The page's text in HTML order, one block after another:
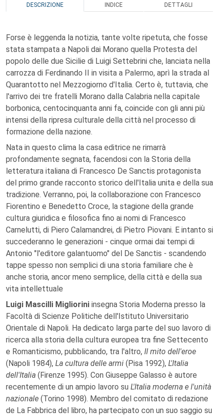
DESCRIZIONE INDICE DETTAGLI
Forse è leggenda la notizia, tante volte ripetuta, che fosse
stata stampata a Napoli dai Morano quella Protesta del
popolo delle due Sicilie di Luigi Settebrini che, lanciata nella
carrozza di Ferdinando II in visita a Palermo, aprì la strada al
Quarantotto nel Mezzogiorno d'Italia. Certo è, tuttavia, che
l'arrivo dei tre fratelli Morano dalla Calabria nella capitale
borbonica, centocinquanta anni fa, coincide con gli anni più
intensi della ripresa culturale della città nel processo di
formazione della nazione.
Nata in questo clima la casa editrice ne rimarrà
profondamente segnata, facendosi con la Storia della
letteratura italiana di Francesco De Sanctis protagonista
del primo grande racconto storico dell'Italia unita e della sua
tradizione. Verranno, poi, la collaborazione con Francesco
Fiorentino e Benedetto Croce, la stagione della grande
cultura giuridica e filosofica fino ai nomi di Francesco
Carnelutti, di Piero Calamandrei, di Pietro Piovani. E intanto si
succederanno le generazioni - cinque ormai dai tempi di
Antonio "l'editore galantuomo" del De Sanctis - scandendo
tappe spesso non semplici di una storia familiare che è
anche storia, ancor meno semplice, della città e della sua
vita intellettuale
Luigi Mascilli Migliorini insegna Storia Moderna presso la
Facoltà di Scienze Politiche dell'Istituto Universitario
Orientale di Napoli. Ha dedicato larga parte del suo lavoro di
ricerca alla storia della cultura europea tra fine Settecento
e Romanticismo, pubblicando, tra l'altro, Il mito dell'eroe
(Napoli 1984), La cultura delle armi (Pisa 1992), L'Italia
dell'Italia (Firenze 1995). Con Giuseppe Galasso è autore
recentemente di un ampio lavoro su L'Italia moderna e l'unità
nazionale (Torino 1998). Membro del comitato di redazione
de La Fabbrica del libro, ha partecipato con un suo saggio su